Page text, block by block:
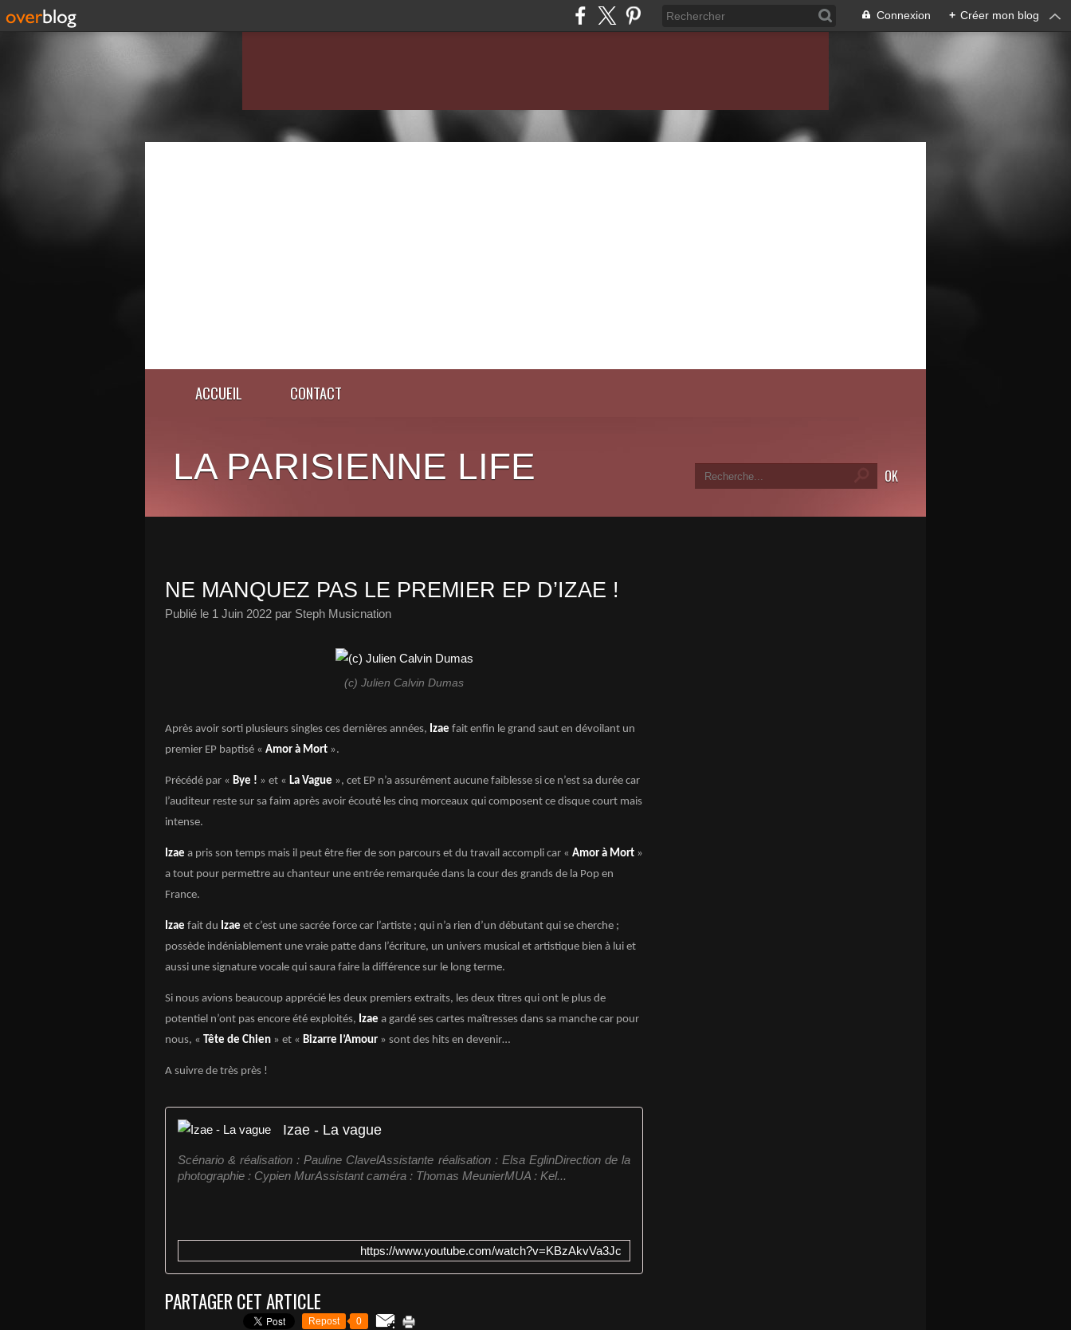
Connexion + Créer mon blog
ACCUEIL CONTACT
LA PARISIENNE LIFE
NE MANQUEZ PAS LE PREMIER EP D’IZAE !
Publié le 1 Juin 2022 par Steph Musicnation
(c) Julien Calvin Dumas
Après avoir sorti plusieurs singles ces dernières années, Izae fait enfin le grand saut en dévoilant un
premier EP baptisé « Amor à Mort ».
Précédé par « Bye ! » et « La Vague », cet EP n’a assurément aucune faiblesse si ce n’est sa durée car
l’auditeur reste sur sa faim après avoir écouté les cinq morceaux qui composent ce disque court mais
intense.
Izae a pris son temps mais il peut être fier de son parcours et du travail accompli car « Amor à Mort »
a tout pour permettre au chanteur une entrée remarquée dans la cour des grands de la Pop en
France.
Izae fait du Izae et c’est une sacrée force car l’artiste ; qui n’a rien d’un débutant qui se cherche ;
possède indéniablement une vraie patte dans l’écriture, un univers musical et artistique bien à lui et
aussi une signature vocale qui saura faire la différence sur le long terme.
Si nous avions beaucoup apprécié les deux premiers extraits, les deux titres qui ont le plus de
potentiel n’ont pas encore été exploités, Izae a gardé ses cartes maîtresses dans sa manche car pour
nous, « Tête de Chien » et « Bizarre l’Amour » sont des hits en devenir…
A suivre de très près !
Izae - La vague
Scénario & réalisation : Pauline ClavelAssistante réalisation : Elsa EglinDirection de la
photographie : Cypien MurAssistant caméra : Thomas MeunierMUA : Kel...
https://www.youtube.com/watch?v=KBzAkvVa3Jc
PARTAGER CET ARTICLE
Repost 0